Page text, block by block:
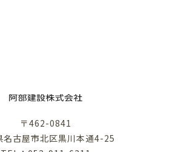
〒462-0841
名古屋市北区黒川本通4-25